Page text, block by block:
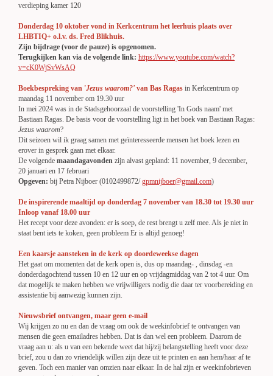
verdieping kamer 120
Donderdag 10 oktober vond in Kerkcentrum het leerhuis plaats over
LHBTIQ+ o.l.v. ds. Fred Blikhuis.
Zijn bijdrage (voor de pauze) is opgenomen.
Terugkijken kan via de volgende link: https://www.youtube.com/watch?
v=cK0WjSvWsAQ
Boekbespreking van 'Jezus waarom?' van Bas Ragas in Kerkcentrum op
maandag 11 november om 19.30 uur
In mei 2024 was in de Stadsgehoorzaal de voorstelling 'In Gods naam' met
Bastiaan Ragas. De basis voor de voorstelling ligt in het boek van Bastiaan Ragas:
Jezus waarom?
Dit seizoen wil ik graag samen met geïnteresseerde mensen het boek lezen en
erover in gesprek gaan met elkaar.
De volgende maandagavonden zijn alvast gepland: 11 november, 9 december,
20 januari en 17 februari
Opgeven: bij Petra Nijboer (0102499872/gpmnijboer@gmail.com)
De inspirerende maaltijd op donderdag 7 november van 18.30 tot 19.30 uur
Inloop vanaf 18.00 uur
Het recept voor deze avonden: er is soep, de rest brengt u zelf mee. Als je niet in
staat bent iets te koken, geen probleem Er is altijd genoeg!
Een kaarsje aansteken in de kerk op doordeweekse dagen
Het gaat om momenten dat de kerk open is, dus op maandag- , dinsdag -en
donderdagochtend tussen 10 en 12 uur en op vrijdagmiddag van 2 tot 4 uur. Om
dat mogelijk te maken hebben we vrijwilligers nodig die daar ter voorbereiding en
assistentie bij aanwezig kunnen zijn.
Nieuwsbrief ontvangen, maar geen e-mail
Wij krijgen zo nu en dan de vraag om ook de weekinfobrief te ontvangen van
mensen die geen emailadres hebben. Dat is dan wel een probleem. Daarom de
vraag aan u: als u van een bekende weet dat hij/zij belangstelling heeft voor deze
brief, zou u dan zo vriendelijk willen zijn deze uit te printen en aan hem/haar af te
geven. Toch een manier van omzien naar elkaar. In de hal zijn er weekinfobrieven